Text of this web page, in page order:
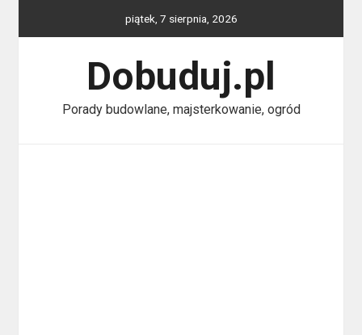
piątek, 7 sierpnia, 2026
Dobuduj.pl
Porady budowlane, majsterkowanie, ogród